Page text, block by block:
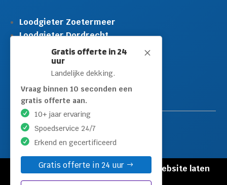
M
Gratis offerte in 24
uur
Landelijke dekking.
Vraag binnen 10 seconden een
gratis offerte aan.
10+ jaar ervaring
Spoedservice 24/7
Erkend en gecertificeerd
Gratis offerte in 24 uur
Loodgieter Zoetermeer
Loodgieter Dordrecht
Loodgieter Rijswijk
Loodgieter Schiedam
Loodgieter Leidschendam
Loodgieter Hilversum
© Copyright Loodgieters Kwartier |
Website laten
maken door Flexamedia